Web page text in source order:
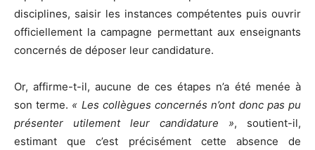
disciplines, saisir les instances compétentes puis ouvrir
officiellement la campagne permettant aux enseignants
concernés de déposer leur candidature.
Or, affirme-t-il, aucune de ces étapes n’a été menée à
son terme. « Les collègues concernés n’ont donc pas pu
présenter utilement leur candidature », soutient-il,
estimant que c’est précisément cette absence de